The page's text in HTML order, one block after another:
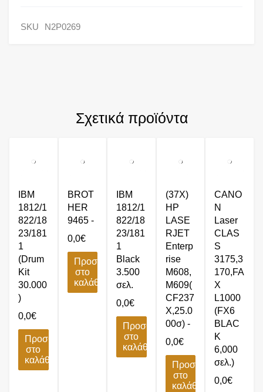
SKU N2P0269
Σχετικά προϊόντα
IBM
1812/1
822/18
23/181
1
(Drum
Kit
30.000
)
0,0€
Προσθήκη
στο
καλάθι
BROT
HER
9465 -
0,0€
Προσθήκη
στο
καλάθι
IBM
1812/1
822/18
23/181
1
Black
3.500
σελ.
0,0€
Προσθήκη
στο
καλάθι
(37X)
HP
LASE
RJET
Enterp
rise
M608,
M609(
CF237
X,25.0
00σ) -
0,0€
Προσθήκη
στο
καλάθι
CANO
N
Laser
CLAS
S
3175,3
170,FA
X
L1000
(FX6
BLAC
K
6,000
σελ.)
0,0€